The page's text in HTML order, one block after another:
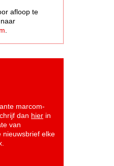
afloop te
marcom-
dan hier in
van
nieuwsbrief elke